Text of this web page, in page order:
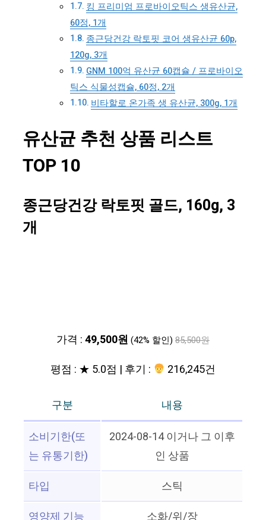
킹 프리미엄 프로바이오틱스 생유산균,
60정, 1개
종근당건강 락토핏 코어 생유산균 60p,
120g, 3개
GNM 100억 유산균 60캡슐 / 프로바이오
틱스 식물성캡슐, 60정, 2개
비타할로 온가족 생 유산균, 300g, 1개
유산균 추천 상품 리스트
TOP 10
종근당건강 락토핏 골드, 160g, 3
개
가격 :49,500원 (42% 할인) 85,500원
평점 : ★ 5.0점 | 후기 : 216,245건
구분
내용
소비기한(또
는 유통기한)
2024-08-14 이거나 그 이후
인 상품
타입
스틱